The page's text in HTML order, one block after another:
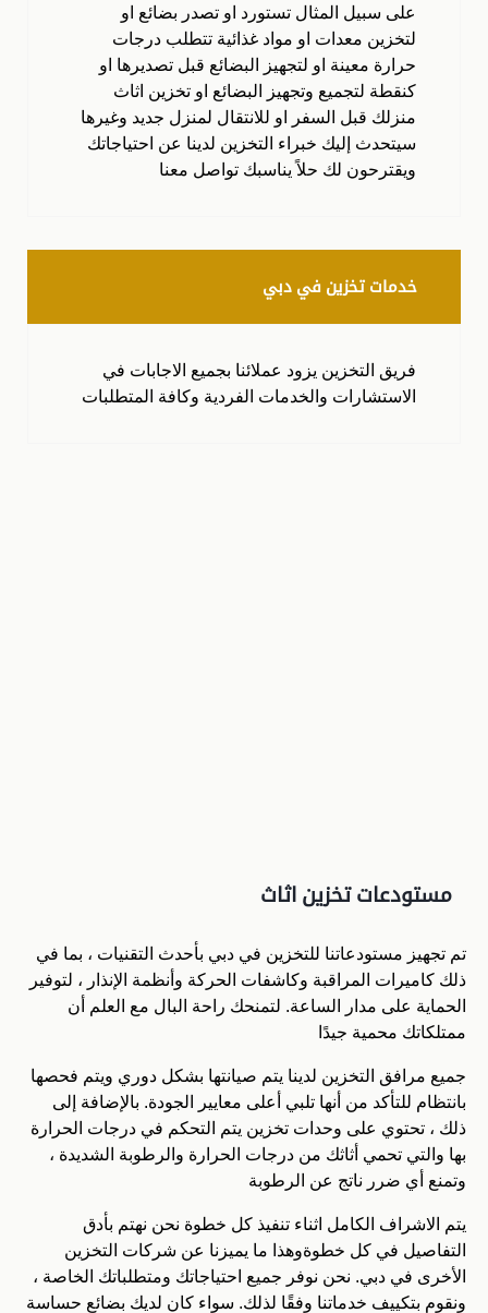
على سبيل المثال تستورد او تصدر بضائع او
لتخزين معدات او مواد غذائية تتطلب درجات
حرارة معينة او لتجهيز البضائع قبل تصديرها او
كنقطة لتجميع وتجهيز البضائع او تخزين اثاث
منزلك قبل السفر او للانتقال لمنزل جديد وغيرها
سيتحدث إليك خبراء التخزين لدينا عن احتياجاتك
ويقترحون لك حلاً يناسبك تواصل معنا
خدمات تخزين في دبي
فريق التخزين يزود عملائنا بجميع الاجابات في
الاستشارات والخدمات الفردية وكافة المتطلبات
مستودعات تخزين اثاث
تم تجهيز مستودعاتنا للتخزين في دبي بأحدث التقنيات ، بما في
ذلك كاميرات المراقبة وكاشفات الحركة وأنظمة الإنذار ، لتوفير
الحماية على مدار الساعة. لتمنحك راحة البال مع العلم أن
ممتلكاتك محمية جيدًا
جميع مرافق التخزين لدينا يتم صيانتها بشكل دوري ويتم فحصها
بانتظام للتأكد من أنها تلبي أعلى معايير الجودة. بالإضافة إلى
ذلك ، تحتوي على وحدات تخزين يتم التحكم في درجات الحرارة
بها والتي تحمي أثاثك من درجات الحرارة والرطوبة الشديدة ،
وتمنع أي ضرر ناتج عن الرطوبة
يتم الاشراف الكامل اثناء تنفيذ كل خطوة نحن نهتم بأدق
التفاصيل في كل خطوةوهذا ما يميزنا عن شركات التخزين
الأخرى في دبي. نحن نوفر جميع احتياجاتك ومتطلباتك الخاصة ،
ونقوم بتكييف خدماتنا وفقًا لذلك. سواء كان لديك بضائع حساسة